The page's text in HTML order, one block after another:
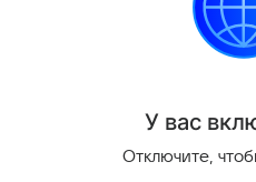
У вас
Отключите,